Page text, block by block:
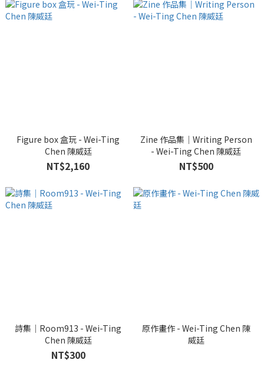
Figure box 盒玩 - Wei-Ting
Chen 陳威廷
NT$2,160
Zine 作品集｜Writing Person
- Wei-Ting Chen 陳威廷
NT$500
詩集｜Room913 - Wei-Ting
Chen 陳威廷
NT$300
原作畫作 - Wei-Ting Chen 陳
威廷